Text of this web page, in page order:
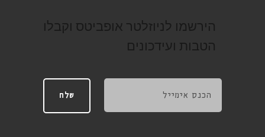
שלח
הירשמו לניוזלטר אופביטס וקבלו
הטבות ועידכונים